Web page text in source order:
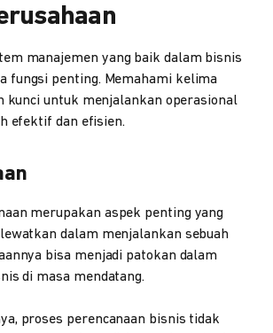
manajemen yang baik dalam bisnis
fungsi penting. Memahami kelima
kunci untuk menjalankan operasional
efektif dan efisien.
merupakan aspek penting yang
dalam menjalankan sebuah
bisa menjadi patokan dalam
di masa mendatang.
proses perencanaan bisnis tidak